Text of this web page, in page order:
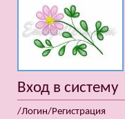
Вход в систему
/Логин/Регистрация